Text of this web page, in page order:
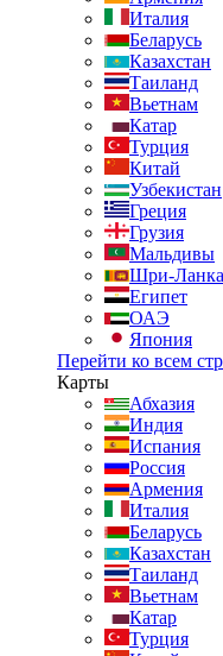
Италия
Беларусь
Казахстан
Таиланд
Вьетнам
Катар
Турция
Китай
Узбекистан
Греция
Грузия
Мальдивы
Шри-Ланка
Египет
ОАЭ
Япония
Перейти ко всем
Карты
Абхазия
Индия
Испания
Россия
Армения
Италия
Беларусь
Казахстан
Таиланд
Вьетнам
Катар
Турция